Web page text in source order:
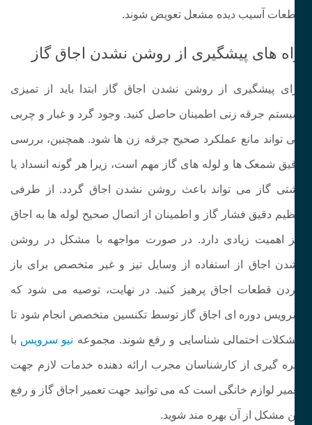
آسیب‌ دیده مشعل تعویض شوند.
های پیشگیری از روشن نشدن اجاق گاز
پیشگیری از روشن نشدن اجاق گاز ابتدا باید از تمیزی
جرقه‌ زنی اطمینان حاصل کنید. وجود گرد و غبار و چربی
تواند مانع عملکرد صحیح جرقه‌ زن‌ ها شود. همچنین، بررسی
شمعک‌ ها و لوله‌ های گاز مهم است، زیرا هر گونه انسداد یا
گاز می‌ تواند باعث روشن نشدن اجاق گردد. از طرفی
دقیق فشار گاز و اطمینان از اتصال صحیح لوله‌ ها به اجاق
اهمیت زیادی دارد. در صورت مواجهه با مشکل در روشن
اجاق از استفاده از وسایل تیز و غیر متخصص برای باز
قطعات اجاق پرهیز کنید. در نهایت، توصیه می‌ شود که
دوره‌ ای اجاق گاز توسط تکنسین متخصص انجام شود تا
احتمالی شناسایی و رفع شوند. مجموعهنیو سرویسبا
گیری از کارشناسان مجرب ارائه دهنده خدمات لازم جهت
لوازم خانگی است که می توانید جهت تعمیر اجاق گاز و رفع
مشکل از آن بهره مند شوید‌.